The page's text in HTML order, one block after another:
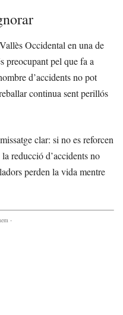
Occidental en una de
preocupant pel que fa a
d’accidents no pot
continua sent perillós
clar: si no es reforcen
reducció d’accidents no
perden la vida mentre
-